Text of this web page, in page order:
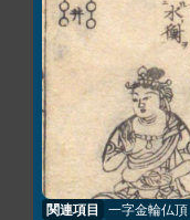
関連項目 一字金輪仏頂